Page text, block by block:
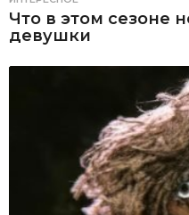
Что в этом сезоне
девушки